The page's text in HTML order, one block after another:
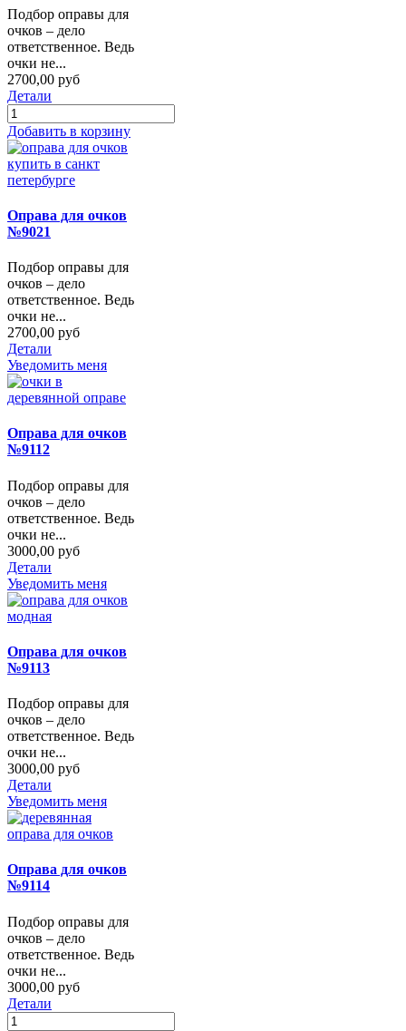
Подбор оправы для
очков – дело
ответственное. Ведь
очки не...
2700,00 руб
Детали
Добавить в корзину
Оправа для очков
№9021
Подбор оправы для
очков – дело
ответственное. Ведь
очки не...
2700,00 руб
Детали
Уведомить меня
Оправа для очков
№9112
Подбор оправы для
очков – дело
ответственное. Ведь
очки не...
3000,00 руб
Детали
Уведомить меня
Оправа для очков
№9113
Подбор оправы для
очков – дело
ответственное. Ведь
очки не...
3000,00 руб
Детали
Уведомить меня
Оправа для очков
№9114
Подбор оправы для
очков – дело
ответственное. Ведь
очки не...
3000,00 руб
Детали